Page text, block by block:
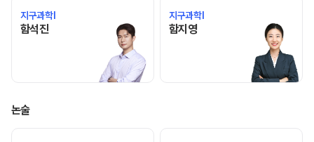
지구과학I
함석진함석진 선생님 홈 바로가기
지구과학I
함지영함지영 선생님 홈 바로가기
논술